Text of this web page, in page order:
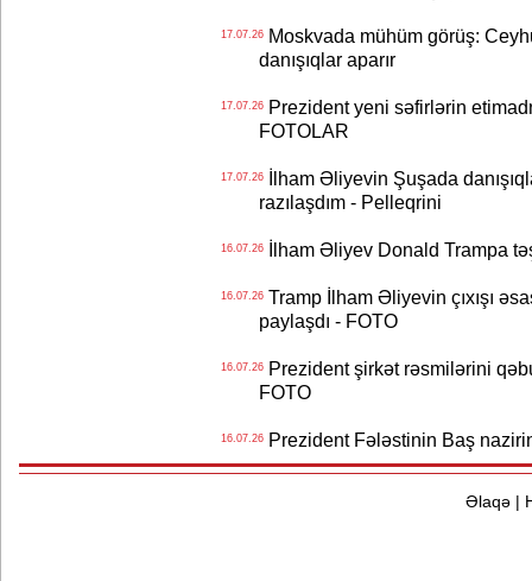
17.07.26Moskvada mühüm görüş:
danışıqlar aparır
17.07.26Prezident yeni səfirlərin
FOTOLAR
17.07.26İlham Əliyevin Şuşada
razılaşdım - Pelleqrini
16.07.26İlham Əliyev Donald Trampa
16.07.26Tramp İlham Əliyevin çıxışı
paylaşdı - FOTO
16.07.26Prezident şirkət rəsmilərini
FOTO
16.07.26Prezident Fələstinin Baş
Əlaqə|